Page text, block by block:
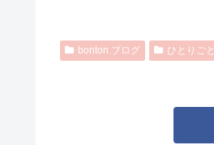
bonton.ブログ ひとりごと